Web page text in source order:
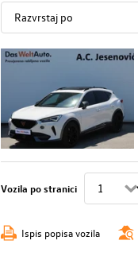
Vozila po stranici
Ispis popisa vozila